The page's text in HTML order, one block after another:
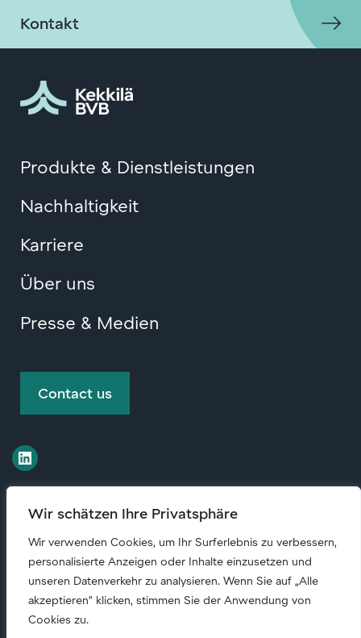
Wir schätzen Ihre Privatsphäre
Wir verwenden Cookies, um Ihr Surferlebnis zu verbessern,
personalisierte Anzeigen oder Inhalte einzusetzen und
unseren Datenverkehr zu analysieren. Wenn Sie auf „Alle
akzeptieren" klicken, stimmen Sie der Anwendung von
Cookies zu.
Kontakt
Produkte & Dienstleistungen
Nachhaltigkeit
Karriere
Über uns
Presse & Medien
Contact us
© Copyright 2026 • All rights reserved.
Code of conduct (English)|
Unternehmensverantwortung|Privacy policy
(English)